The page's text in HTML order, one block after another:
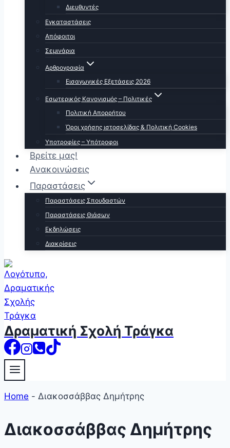
Διευθυντές
Εγκαταστάσεις
Απόφοιτοι
Σεμινάρια
Αρθρογραφία
Εισαγωγικές Εξετάσεις 2026
Εσωτερικός Κανονισμός – Πολιτικές
Πολιτική Απορρήτου
Όροι χρήσης ιστοσελίδας & Πολιτική Cookies
Υποτροφίες – Υπότροφοι
Βρείτε μας!
Ανακοινώσεις
Παραστάσεις
Παραστάσεις Σπουδαστών
Παραστάσεις Θιάσων
Εκδηλώσεις
Διακρίσεις
Δραματική Σχολή Τράγκα
Home - Διακοσσάββας Δημήτρης
Διακοσσάββας Δημήτρης